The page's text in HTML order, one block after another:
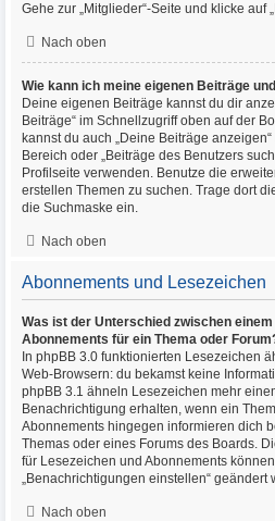
Gehe zur „Mitglieder“-Seite und klicke auf
Nach oben
Wie kann ich meine eigenen Beiträge
Deine eigenen Beiträge kannst du dir
Beiträge“ im Schnellzugriff oben auf der
kannst du auch „Deine Beiträge
Bereich oder „Beiträge des Benutzers
Profilseite verwenden. Benutze die
erstellen Themen zu suchen. Trage dort
die Suchmaske ein.
Nach oben
Abonnements und Lesezeichen
Was ist der Unterschied zwischen
Abonnements für ein Thema oder
In phpBB 3.0 funktionierten Lesezeichen
Web-Browsern: du bekamst keine
phpBB 3.1 ähneln Lesezeichen mehr
Benachrichtigung erhalten, wenn ein
Abonnements hingegen informieren dich
Themas oder eines Forums des Boards.
für Lesezeichen und Abonnements
„Benachrichtigungen einstellen“ geändert
Nach oben